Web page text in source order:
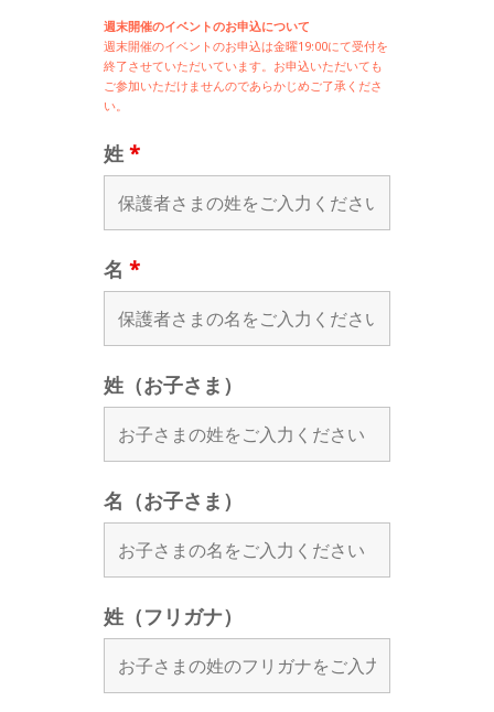
週末開催のイベントのお申込について
週末開催のイベントのお申込は金曜19:00にて受付を
終了させていただいています。お申込いただいても
ご参加いただけませんのであらかじめご了承くださ
い。
姓 *
名 *
姓（お子さま）
名（お子さま）
姓（フリガナ）